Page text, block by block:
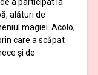
alături de
magiei. Acolo,
care a scăpat
şi de